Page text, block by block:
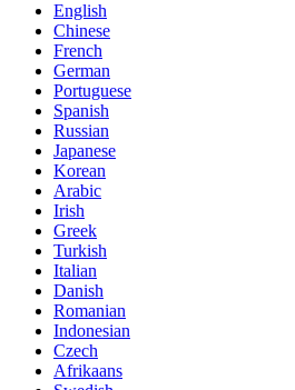
English
Chinese
French
German
Portuguese
Spanish
Russian
Japanese
Korean
Arabic
Irish
Greek
Turkish
Italian
Danish
Romanian
Indonesian
Czech
Afrikaans